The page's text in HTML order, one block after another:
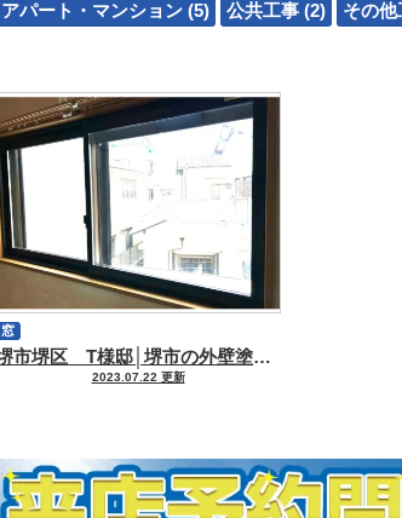
アパート・マンション (5)
公共工事 (2) その他
堺市堺区 T様邸│堺市の外壁塗装・屋根塗装・雨漏り修理専門店 千成工務店
2023.07.22 更新
窓